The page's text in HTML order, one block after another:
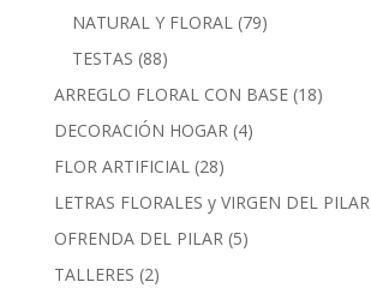
productos
NATURAL Y FLORAL 7979
TESTAS 8888
productos
ARREGLO FLORAL CON BASE 1818
DECORACIÓN HOGAR 44
FLOR ARTIFICIAL 2828
productos
LETRAS FLORALES y VIRGEN DEL PILAR
OFRENDA DEL PILAR 55
TALLERES 22